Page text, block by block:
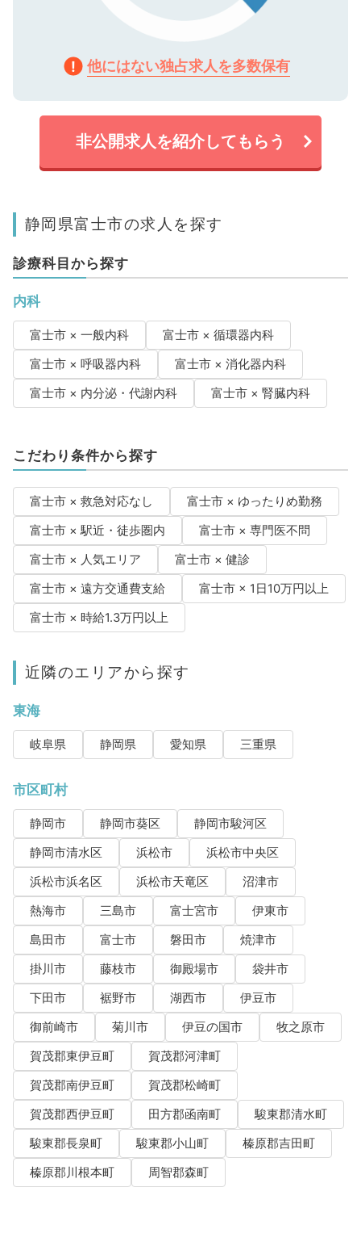
他にはない独占求人を多数保有
非公開求人を紹介してもらう
静岡県富士市の求人を探す
診療科目から探す
内科
富士市 × 一般内科
富士市 × 循環器内科
富士市 × 呼吸器内科
富士市 × 消化器内科
富士市 × 内分泌・代謝内科
富士市 × 腎臓内科
こだわり条件から探す
富士市 × 救急対応なし
富士市 × ゆったりめ勤務
富士市 × 駅近・徒歩圏内
富士市 × 専門医不問
富士市 × 人気エリア
富士市 × 健診
富士市 × 遠方交通費支給
富士市 × 1日10万円以上
富士市 × 時給1.3万円以上
近隣のエリアから探す
東海
岐阜県 静岡県 愛知県 三重県
市区町村
静岡市 静岡市葵区
静岡市駿河区
静岡市清水区
浜松市
浜松市中央区
浜松市浜名区
浜松市天竜区
沼津市
熱海市
三島市 富士宮市
伊東市
島田市
富士市 磐田市
焼津市
掛川市
藤枝市 御殿場市
袋井市
下田市
裾野市 湖西市
伊豆市
御前崎市
菊川市 伊豆の国市
牧之原市
賀茂郡東伊豆町
賀茂郡河津町
賀茂郡南伊豆町
賀茂郡松崎町
賀茂郡西伊豆町
田方郡函南町
駿東郡清水町
駿東郡長泉町
駿東郡小山町
榛原郡吉田町
榛原郡川根本町
周智郡森町